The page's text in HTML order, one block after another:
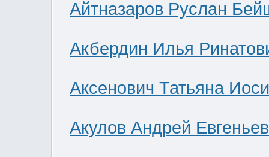
Айтназаров Руслан
Акбердин Илья
Аксенович Татьяна
Акулов Андрей